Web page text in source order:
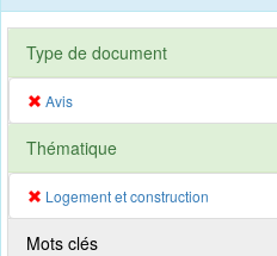
Type de document
Avis
Thématique
Logement et construction
Mots clés